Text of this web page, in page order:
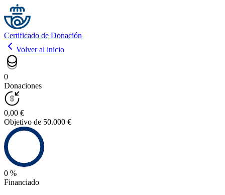
Certificado de Donación
Volver al inicio
0
Donaciones
0,00 €
Objetivo de 50.000 €
0 %
Financiado